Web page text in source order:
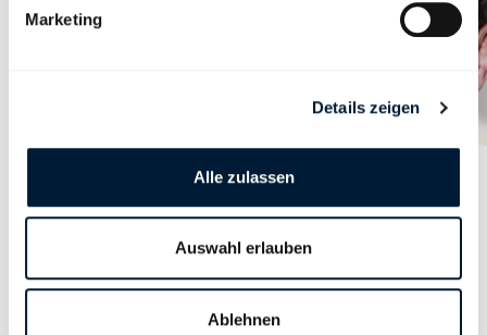
Marketing
Details zeigen
Alle zulassen
Auswahl erlauben
Ablehnen
«Eine neue Form der
Führung wird notwendig»
Im Zeitalter von New Work verändert sich nicht nur die Art und
Weise, wie wir arbeiten, sondern auch die Führung. Flexibilität,